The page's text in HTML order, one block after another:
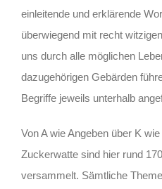
einleitende und erklärende
überwiegend mit recht
uns durch alle möglichen
dazugehörigen Gebärden
Begriffe jeweils unterhalb
Von A wie Angeben über K
Zuckerwatte sind hier rund
versammelt. Sämtliche